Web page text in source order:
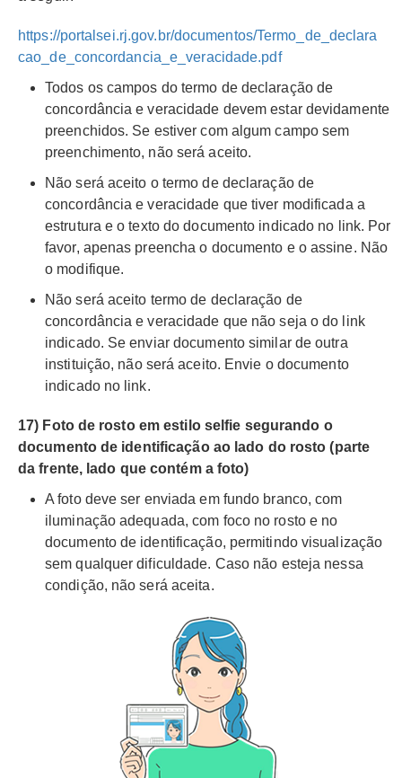
https://portalsei.rj.gov.br/documentos/Termo_de_declara
cao_de_concordancia_e_veracidade.pdf
Todos os campos do termo de declaração de
concordância e veracidade devem estar devidamente
preenchidos. Se estiver com algum campo sem
preenchimento, não será aceito.
Não será aceito o termo de declaração de
concordância e veracidade que tiver modificada a
estrutura e o texto do documento indicado no link. Por
favor, apenas preencha o documento e o assine. Não
o modifique.
Não será aceito termo de declaração de
concordância e veracidade que não seja o do link
indicado. Se enviar documento similar de outra
instituição, não será aceito. Envie o documento
indicado no link.
17) Foto de rosto em estilo selfie segurando o
documento de identificação ao lado do rosto (parte
da frente, lado que contém a foto)
A foto deve ser enviada em fundo branco, com
iluminação adequada, com foco no rosto e no
documento de identificação, permitindo visualização
sem qualquer dificuldade. Caso não esteja nessa
condição, não será aceita.